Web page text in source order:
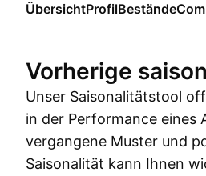
ÜbersichtProfilBestände
Vorherige
Unser Saisonalitätstool
in der Performance eines
vergangene Muster und
Saisonalität kann Ihnen